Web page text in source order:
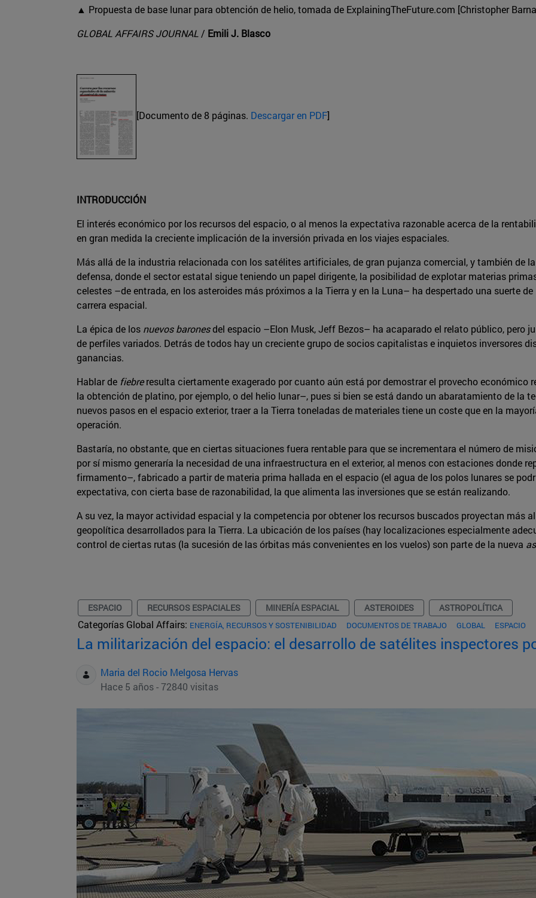
▲ Propuesta de base lunar para obtención de helio, tomada de ExplainingTheFuture.com [Christopher
GLOBAL AFFAIRS JOURNAL / Emili J. Blasco
[Documento de 8 páginas. Descargar en PDF]
INTRODUCCIÓN
El interés económico por los recursos del espacio, o al menos la expectativa razonable acerca de la
en gran medida la creciente implicación de la inversión privada en los viajes espaciales.
Más allá de la industria relacionada con los satélites artificiales, de gran pujanza comercial, y también de
defensa, donde el sector estatal sigue teniendo un papel dirigente, la posibilidad de explotar materias
celestes –de entrada, en los asteroides más próximos a la Tierra y en la Luna– ha despertado una suerte de
carrera espacial.
La épica de los nuevos baronesdel espacio –Elon Musk, Jeff Bezos– ha acaparado el relato público, pero
de perfiles variados. Detrás de todos hay un creciente grupo de socios capitalistas e inquietos inversores
ganancias.
Hablar de fiebreresulta ciertamente exagerado por cuanto aún está por demostrar el provecho económico
la obtención de platino, por ejemplo, o del helio lunar–, pues si bien se está dando un abaratamiento de la
nuevos pasos en el espacio exterior, traer a la Tierra toneladas de materiales tiene un coste que en la
operación.
Bastaría, no obstante, que en ciertas situaciones fuera rentable para que se incrementara el número de
por sí mismo generaría la necesidad de una infraestructura en el exterior, al menos con estaciones donde
firmamento–, fabricado a partir de materia prima hallada en el espacio (el agua de los polos lunares se
expectativa, con cierta base de razonabilidad, la que alimenta las inversiones que se están realizando.
A su vez, la mayor actividad espacial y la competencia por obtener los recursos buscados proyectan más
geopolítica desarrollados para la Tierra. La ubicación de los países (hay localizaciones especialmente
control de ciertas rutas (la sucesión de las órbitas más convenientes en los vuelos) son parte de la nueva
ESPACIO RECURSOS ESPACIALES MINERÍA ESPACIAL ASTEROIDES ASTROPOLÍTICA
Categorías Global Affairs: ENERGÍA, RECURSOS Y SOSTENIBILIDAD DOCUMENTOS DE TRABAJO GLOBAL ESPACIO
La militarización del espacio: el desarrollo de satélites inspectores
Maria del Rocio Melgosa Hervas
Hace 5 años - 72840 visitas